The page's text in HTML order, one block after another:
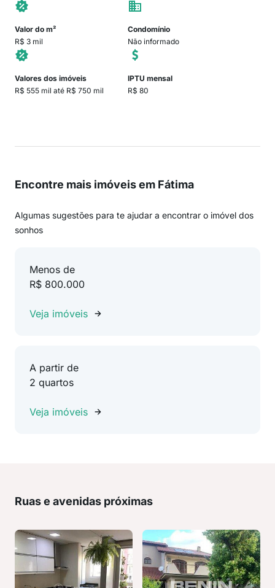
Valor do m²
R$ 3 mil
Condomínio
Não informado
Valores dos imóveis
R$ 555 mil até R$ 750 mil
IPTU mensal
R$ 80
Encontre mais imóveis em Fátima
Algumas sugestões para te ajudar a encontrar o imóvel dos
sonhos
Menos de
R$ 800.000
Veja imóveis
A partir de
2 quartos
Veja imóveis
Ruas e avenidas próximas